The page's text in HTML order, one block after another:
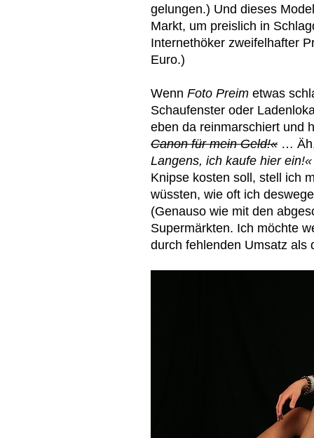
gelungen.) Und dieses
Markt, um preislich in
Internethöker zweifelhafter
Euro.)
Wenn Foto Preim etwas
Schaufenster oder
eben da reinmarschiert und
Canon für mein Geld!« …
Langens, ich kaufe hier ein!«
Knipse kosten soll, stell ich
wüssten, wie oft ich
(Genauso wie mit den
Supermärkten. Ich möchte
durch fehlenden Umsatz als